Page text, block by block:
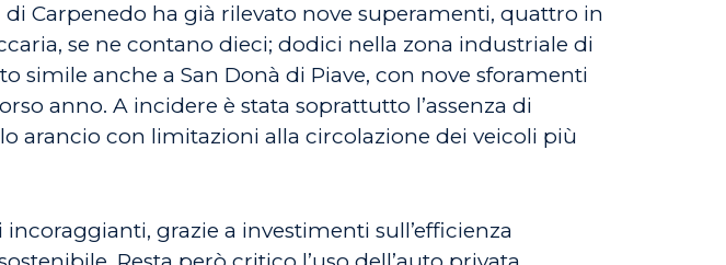
Carpenedo ha già rilevato nove superamenti, quattro in
se ne contano dieci; dodici nella zona industriale di
simile anche a San Donà di Piave, con nove sforamenti
anno. A incidere è stata soprattutto l’assenza di
arancio con limitazioni alla circolazione dei veicoli più
grazie a investimenti sull’efficienza